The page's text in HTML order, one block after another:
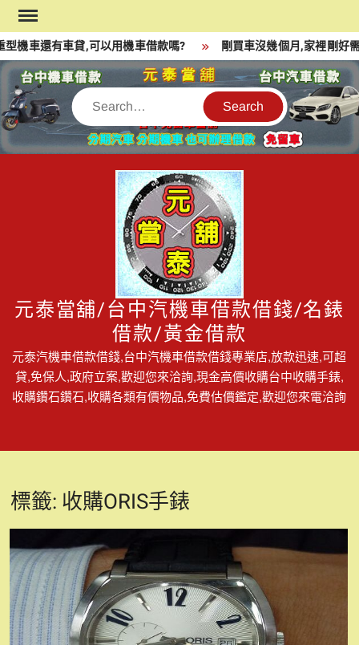
Skip
to
content
機車還有車貸,可以用機車借款嗎? 剛買車沒幾個月,家裡剛好
Search
元泰當舖/台中汽機車借款借錢/名錶
借款/黃金借款
元泰汽機車借款借錢,台中汽機車借款借錢專業店,放款迅速,可超
貸,免保人,政府立案,歡迎您來洽詢,現金高價收購台中收購手錶,
收購鑽石鑽石,收購各類有價物品,免費估價鑑定,歡迎您來電洽詢
標籤: 收購ORIS手錶